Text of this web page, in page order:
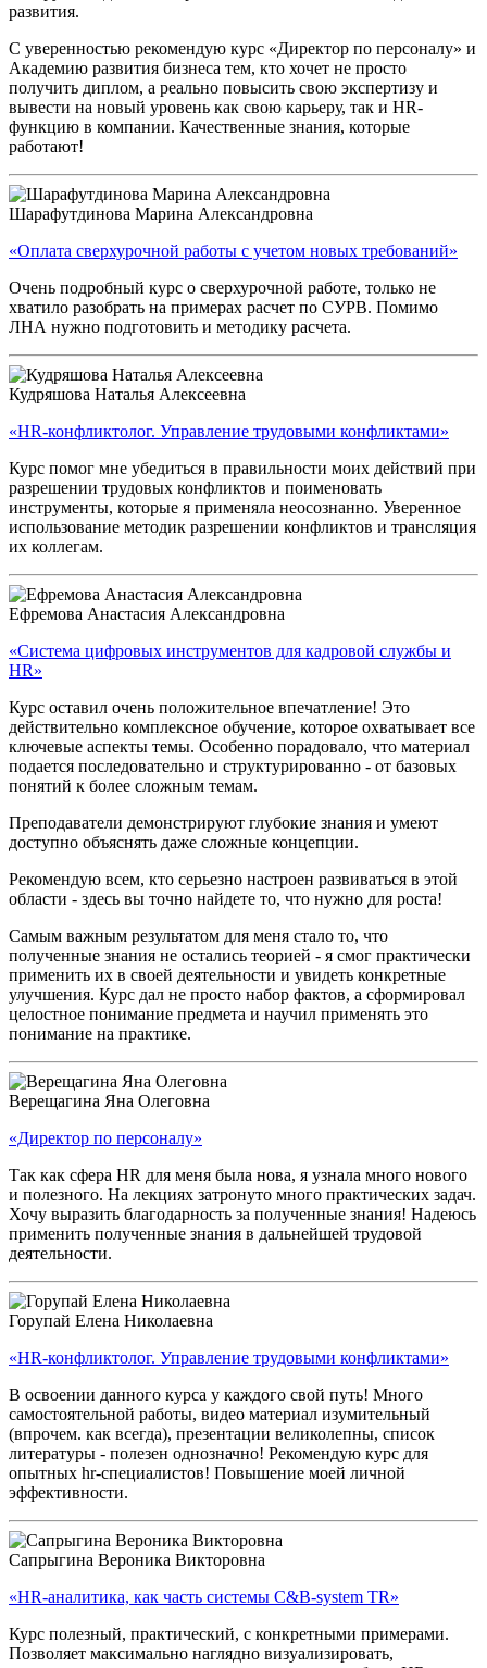
развития.
С уверенностью рекомендую курс «Директор по персоналу» и
Академию развития бизнеса тем, кто хочет не просто
получить диплом, а реально повысить свою экспертизу и
вывести на новый уровень как свою карьеру, так и HR-
функцию в компании. Качественные знания, которые
работают!
Шарафутдинова Марина Александровна
«Оплата сверхурочной работы с учетом новых требований»
Очень подробный курс о сверхурочной работе, только не
хватило разобрать на примерах расчет по СУРВ. Помимо
ЛНА нужно подготовить и методику расчета.
Кудряшова Наталья Алексеевна
«HR-конфликтолог. Управление трудовыми конфликтами»
Курс помог мне убедиться в правильности моих действий при
разрешении трудовых конфликтов и поименовать
инструменты, которые я применяла неосознанно. Уверенное
использование методик разрешении конфликтов и трансляция
их коллегам.
Ефремова Анастасия Александровна
«Система цифровых инструментов для кадровой службы и
HR»
Курс оставил очень положительное впечатление! Это
действительно комплексное обучение, которое охватывает все
ключевые аспекты темы. Особенно порадовало, что материал
подается последовательно и структурированно - от базовых
понятий к более сложным темам.
Преподаватели демонстрируют глубокие знания и умеют
доступно объяснять даже сложные концепции.
Рекомендую всем, кто серьезно настроен развиваться в этой
области - здесь вы точно найдете то, что нужно для роста!
Самым важным результатом для меня стало то, что
полученные знания не остались теорией - я смог практически
применить их в своей деятельности и увидеть конкретные
улучшения. Курс дал не просто набор фактов, а сформировал
целостное понимание предмета и научил применять это
понимание на практике.
Верещагина Яна Олеговна
«Директор по персоналу»
Так как сфера HR для меня была нова, я узнала много нового
и полезного. На лекциях затронуто много практических задач.
Хочу выразить благодарность за полученные знания! Надеюсь
применить полученные знания в дальнейшей трудовой
деятельности.
Горупай Елена Николаевна
«HR-конфликтолог. Управление трудовыми конфликтами»
В освоении данного курса у каждого свой путь! Много
самостоятельной работы, видео материал изумительный
(впрочем. как всегда), презентации великолепны, список
литературы - полезен однозначно! Рекомендую курс для
опытных hr-специалистов! Повышение моей личной
эффективности.
Сапрыгина Вероника Викторовна
«HR-аналитика, как часть системы C&B-system TR»
Курс полезный, практический, с конкретными примерами.
Позволяет максимально наглядно визуализировать,